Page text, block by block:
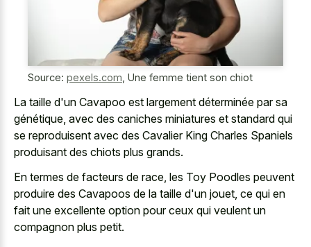
Source: pexels.com Une femme tient son chiot
La taille d'un Cavapoo est largement déterminée par sa
génétique, avec des caniches miniatures et standard qui
se reproduisent avec des Cavalier King Charles Spaniels
produisant des chiots plus grands.
En termes de facteurs de race, les Toy Poodles peuvent
produire des Cavapoos de la taille d'un jouet, ce qui en
fait une excellente option pour ceux qui veulent un
compagnon plus petit.